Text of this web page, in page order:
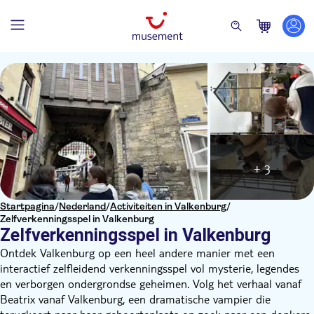
Startpagina/Nederland/Activiteiten in Valkenburg/
Zelfverkenningsspel in Valkenburg
Zelfverkenningsspel in Valkenburg
+ 3
Ontdek Valkenburg op een heel andere manier met een
interactief zelfleidend verkenningsspel vol mysterie, legendes
en verborgen ondergrondse geheimen. Volg het verhaal vanaf
Beatrix vanaf Valkenburg, een dramatische vampier die